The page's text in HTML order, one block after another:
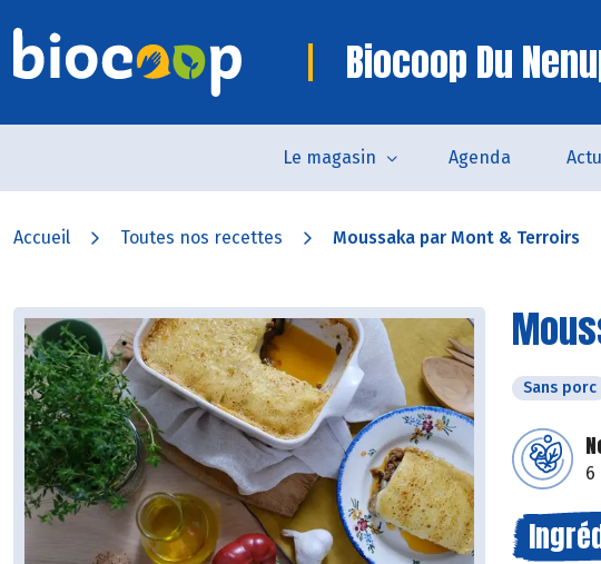
Biocoop Du
Le magasin Agenda
Accueil Toutes nos recettes Moussaka par Mont & Terroirs
Sans porc
6